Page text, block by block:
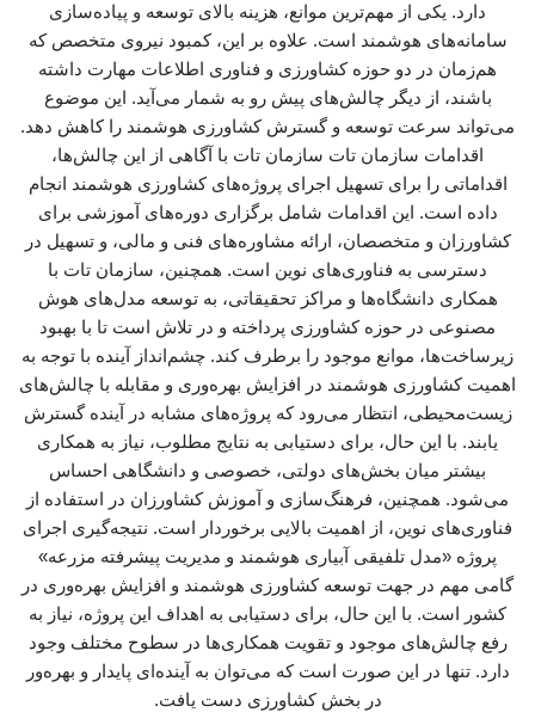
دارد. یکی از مهم‌ترین موانع، هزینه بالای توسعه و پیاده‌سازی
سامانه‌های هوشمند است. علاوه بر این، کمبود نیروی متخصص که
هم‌زمان در دو حوزه کشاورزی و فناوری اطلاعات مهارت داشته
باشند، از دیگر چالش‌های پیش رو به شمار می‌آید. این موضوع
می‌تواند سرعت توسعه و گسترش کشاورزی هوشمند را کاهش دهد.
اقدامات سازمان تات سازمان تات با آگاهی از این چالش‌ها،
اقداماتی را برای تسهیل اجرای پروژه‌های کشاورزی هوشمند انجام
داده است. این اقدامات شامل برگزاری دوره‌های آموزشی برای
کشاورزان و متخصصان، ارائه مشاوره‌های فنی و مالی، و تسهیل در
دسترسی به فناوری‌های نوین است. همچنین، سازمان تات با
همکاری دانشگاه‌ها و مراکز تحقیقاتی، به توسعه مدل‌های هوش
مصنوعی در حوزه کشاورزی پرداخته و در تلاش است تا با بهبود
زیرساخت‌ها، موانع موجود را برطرف کند. چشم‌انداز آینده با توجه به
اهمیت کشاورزی هوشمند در افزایش بهره‌وری و مقابله با چالش‌های
زیست‌محیطی، انتظار می‌رود که پروژه‌های مشابه در آینده گسترش
یابند. با این حال، برای دستیابی به نتایج مطلوب، نیاز به همکاری
بیشتر میان بخش‌های دولتی، خصوصی و دانشگاهی احساس
می‌شود. همچنین، فرهنگ‌سازی و آموزش کشاورزان در استفاده از
فناوری‌های نوین، از اهمیت بالایی برخوردار است. نتیجه‌گیری اجرای
پروژه «مدل تلفیقی آبیاری هوشمند و مدیریت پیشرفته مزرعه»
گامی مهم در جهت توسعه کشاورزی هوشمند و افزایش بهره‌وری در
کشور است. با این حال، برای دستیابی به اهداف این پروژه، نیاز به
رفع چالش‌های موجود و تقویت همکاری‌ها در سطوح مختلف وجود
دارد. تنها در این صورت است که می‌توان به آینده‌ای پایدار و بهره‌ور
در بخش کشاورزی دست یافت.